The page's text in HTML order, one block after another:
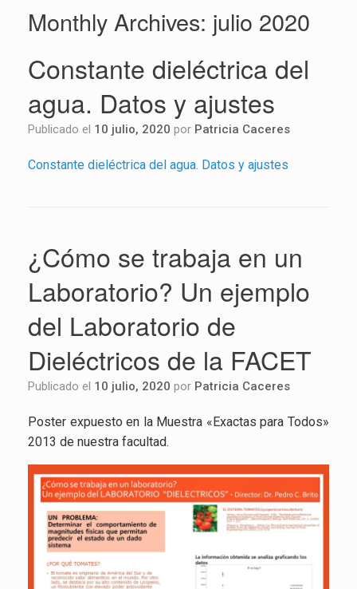
Monthly Archives: julio 2020
Constante dieléctrica del
agua. Datos y ajustes
Publicado el 10 julio, 2020 por Patricia Caceres
Cons­tan­te die­léc­tri­ca del agua. Datos y ajus­tes
¿Cómo se trabaja en un
Laboratorio? Un ejemplo
del Laboratorio de
Dieléctricos de la FACET
Publicado el 10 julio, 2020 por Patricia Caceres
Poster ex­pues­to en la Mues­tra «Exac­tas para Todos»
2013 de nues­tra fa­cul­tad.